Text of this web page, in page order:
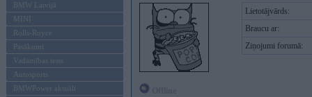
BMW Latvijā
MINI
Rolls-Royce
Pasākumi
Vadāmības tests
Autosports
BMWPower aktuāli
Lietotājvārds:
Braucu ar:
Ziņojumi forumā: